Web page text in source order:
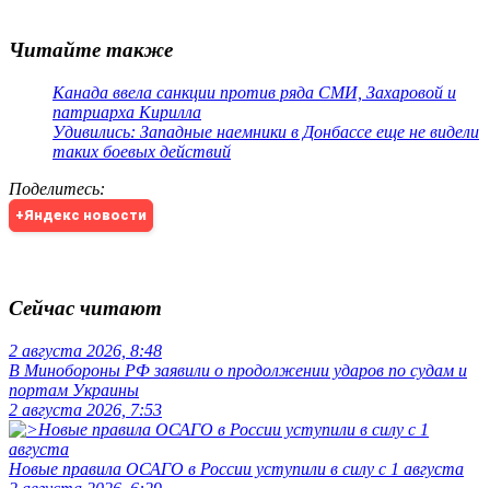
Читайте также
Канада ввела санкции против ряда СМИ, Захаровой и
патриарха Кирилла
Удивились: Западные наемники в Донбассе еще не видели
таких боевых действий
Поделитесь:
+Яндекс новости
Сейчас читают
2 августа 2026, 8:48
В Минобороны РФ заявили о продолжении ударов по судам и
портам Украины
2 августа 2026, 7:53
Новые правила ОСАГО в России уступили в силу с 1 августа